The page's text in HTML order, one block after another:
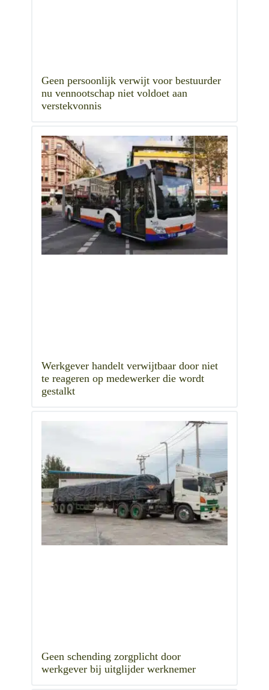
Geen persoonlijk verwijt voor bestuurder
nu vennootschap niet voldoet aan
verstekvonnis
Werkgever handelt verwijtbaar door niet
te reageren op medewerker die wordt
gestalkt
Geen schending zorgplicht door
werkgever bij uitglijder werknemer